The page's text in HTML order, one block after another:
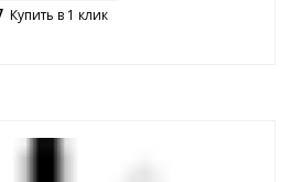
Купить в 1 клик